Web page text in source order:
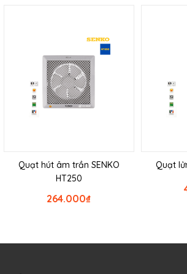
Quạt hút âm trần SENKO
HT250
₫
264.000
Quạt